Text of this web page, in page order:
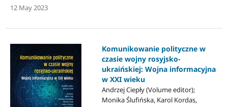
12 May 2023
Komunikowanie polityczne w
czasie wojny rosyjsko-
ukraińskiej: Wojna informacyjna
w XXI wieku
Andrzej Ciepły (Volume editor);
Monika Ślufińska, Karol Kordas,